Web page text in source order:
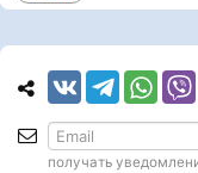
получать